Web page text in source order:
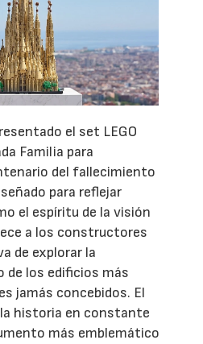
el set LEGO
Familia para
del fallecimiento
para reflejar
el espíritu de la visión
a los constructores
de explorar la
de los edificios más
jamás concebidos. El
historia en constante
más emblemático